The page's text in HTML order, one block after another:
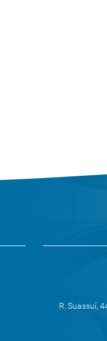
R. Suassuí,